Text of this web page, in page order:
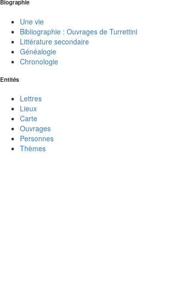
Biographie
Une vie
Bibliographie : Ouvrages de Turrettini
Littérature secondaire
Généalogie
Chronologie
Entités
Lettres
Lieux
Carte
Ouvrages
Personnes
Thèmes